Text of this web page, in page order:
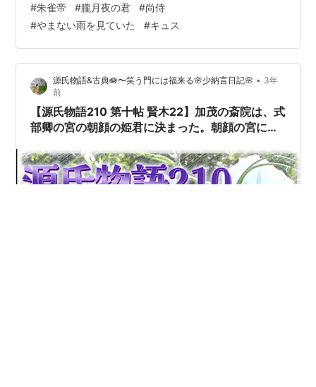
せられるに違いない」 と涙ぐみながらお言いになるのを
聞いて、 尚侍は泣かずにいられなかった。 「人生はつま
らないものだという気がしてきて、 それとともに もう決
して長くは生きていられないように思われる。 私がなく
なってしまった時、 あなたはどう思いますか、 旅へ人の
行った時の別れ以上…
#朱雀帝 #朧月夜の君 #尚侍
#やまない雨を見ていた #キュス
源氏物語&古典🪷〜笑う門には福来る🌸少納言日記🌸 • 3年
前
【源氏物語210 第十帖 賢木22】加茂の斎院は、式
部卿の宮の朝顔の姫君に決まった。朝顔の宮に恋